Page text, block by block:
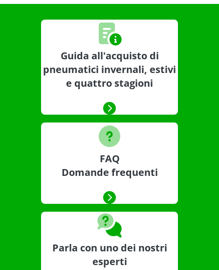
Guida all'acquisto di
pneumatici invernali, estivi
e quattro stagioni
FAQ
Domande frequenti
Parla con uno dei nostri
esperti